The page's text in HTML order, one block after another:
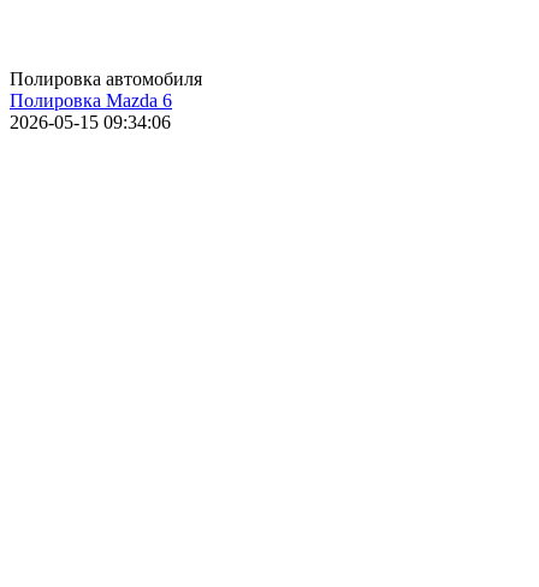
Полировка автомобиля
Полировка Mazda 6
2026-05-15 09:34:06